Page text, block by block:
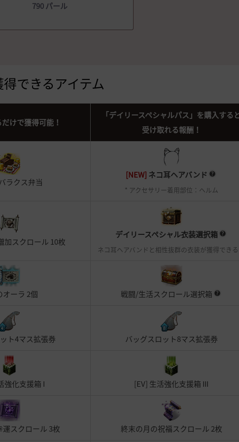
790 パール
できるアイテム
けで獲得可能！
「デイリースペシャルパス」を購入する
受け取れる報酬！
ラクス弁当
[NEW] ネコ耳ヘアバンド
* アクセサリー着用部位：ヘルム
加スクロール 10枚
デイリースペシャル衣装選択箱
ネコ耳ヘアバンドと相性抜群の衣装が獲得でき
オーラ 2個
戦闘/生活スクロール選択箱
ト4マス拡張券
バッグスロット8マス拡張券
強化支援箱 I
[EV] 生活強化支援箱 III
スクロール 3枚
終末の月の祝福スクロール 2枚